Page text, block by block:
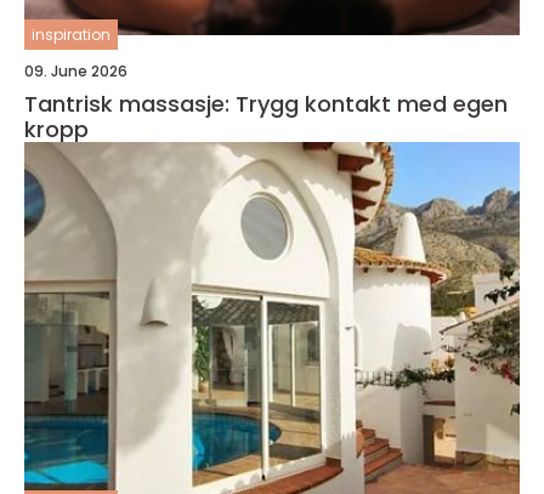
inspiration
09. June 2026
Tantrisk massasje: Trygg kontakt med egen
kropp